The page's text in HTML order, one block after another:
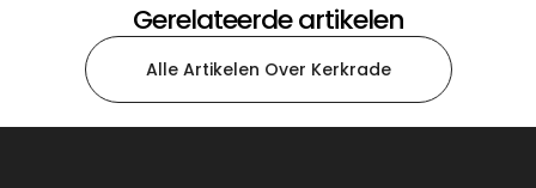
Gerelateerde artikelen
Alle Artikelen Over Kerkrade